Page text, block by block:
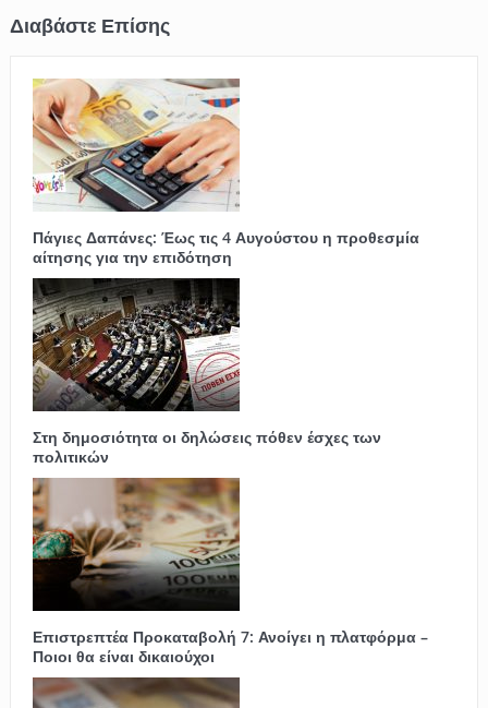
Πάγιες Δαπάνες: Έως τις 4 Αυγούστου η προθεσμία
αίτησης για την επιδότηση
Στη δημοσιότητα οι δηλώσεις πόθεν έσχες των
πολιτικών
Επιστρεπτέα Προκαταβολή 7: Ανοίγει η πλατφόρμα –
Ποιοι θα είναι δικαιούχοι